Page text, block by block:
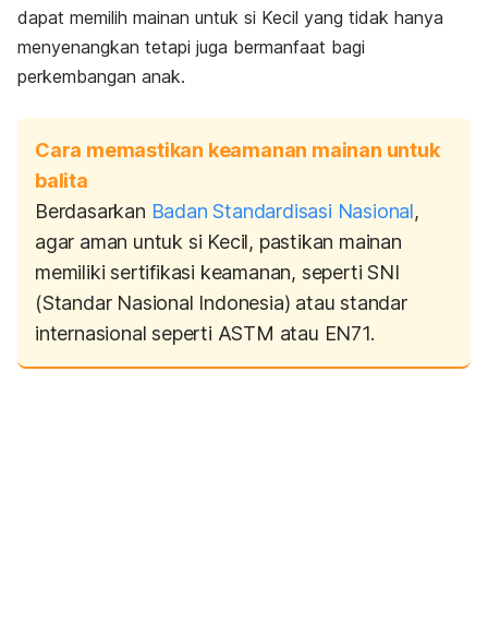
dapat memilih mainan untuk si Kecil yang tidak hanya
menyenangkan tetapi juga bermanfaat bagi
perkembangan anak.
Cara memastikan keamanan mainan untuk
balita
Berdasarkan Badan Standardisasi Nasional,
agar aman untuk si Kecil, pastikan mainan
memiliki sertifikasi keamanan, seperti SNI
(Standar Nasional Indonesia) atau standar
internasional seperti ASTM atau EN71.